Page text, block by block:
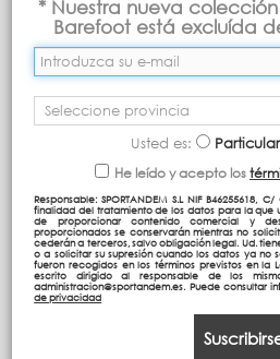
* Nuestra nueva
Barefoot está excluída
Usted es: Particular
He leído y acepto los
Responsable: SPORTANDEM S.L NIF B46255618,
finalidad del tratamiento de los datos para la que
de proporcionar contenido comercial y
proporcionados se conservarán mientras no
cederán a terceros, salvo obligación legal. Ud.
o a solicitar su supresión cuando los datos ya no
fueron recogidos en los términos previstos en la
escrito dirigido al responsable de los
administracion@sportandem.es. Puede consultar
de privacidad
Mostrando 1 - 4 de 4 artículos
MOCHILA DOBLE CUERPO